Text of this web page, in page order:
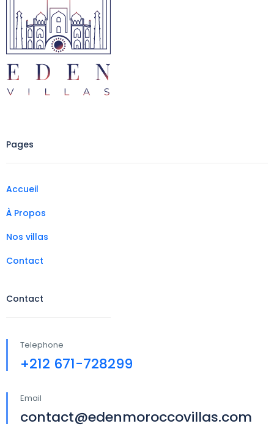
Pages
Accueil
À Propos
Nos villas
Contact
Contact
Telephone
+212 671-728299
Email
contact@edenmoroccovillas.com